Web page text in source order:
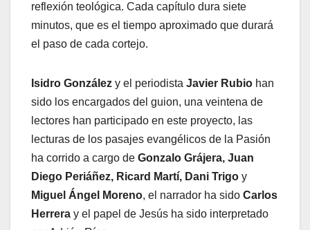
reflexión teológica. Cada capítulo dura siete
minutos, que es el tiempo aproximado que durará
el paso de cada cortejo.
Isidro González y el periodista Javier Rubio han
sido los encargados del guion, una veintena de
lectores han participado en este proyecto, las
lecturas de los pasajes evangélicos de la Pasión
ha corrido a cargo de Gonzalo Grájera, Juan
Diego Periáñez, Ricard Martí, Dani Trigo y
Miguel Ángel Moreno, el narrador ha sido Carlos
Herrera y el papel de Jesús ha sido interpretado